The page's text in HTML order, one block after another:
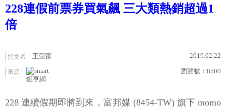
228連假前票券買氣飆 三大類熱銷超過1
倍
撰文者 王莞甯 2019.02.22
來源
鉅亨網
瀏覽數： 8500
228 連續假期即將到來，富邦媒 (8454-TW) 旗下 momo